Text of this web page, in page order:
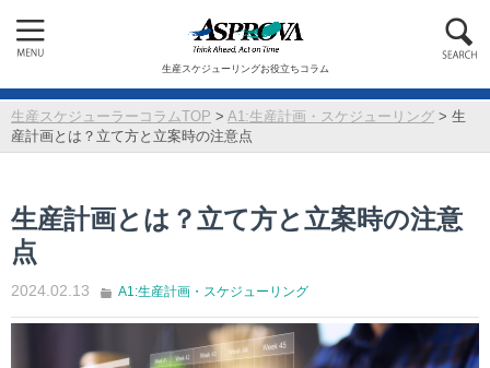
生産スケジューリングお役立ちコラム
生産スケジューラーコラムTOP > A1:生産計画・スケジューリング > 生
産計画とは？立て方と立案時の注意点
生産計画とは？立て方と立案時の注意
点
2024.02.13 A1:生産計画・スケジューリング